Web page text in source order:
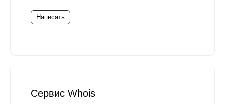
Написать
Сервис Whois